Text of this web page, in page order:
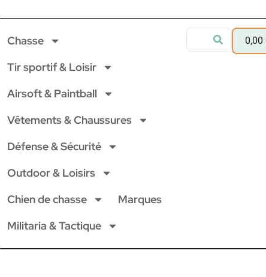
Chasse
Tir sportif & Loisir
Airsoft & Paintball
Vêtements & Chaussures
Défense & Sécurité
Outdoor & Loisirs
Chien de chasse
Marques
Militaria & Tactique
0,00